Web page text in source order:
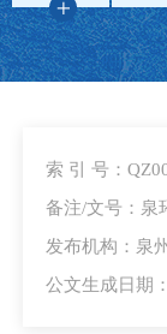
索 引 号：
备注/文号：泉
发布机构：泉
公文生成日期